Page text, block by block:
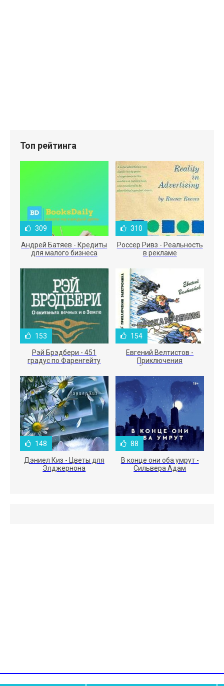
Топ рейтинга
309
Андрей Батяев - Кредиты
для малого бизнеса
310
Россер Ривз - Реальность
в рекламе
153
Рэй Брэдбери - 451
градус по Фаренгейту
154
Евгений Велтистов -
Приключения
Электроника
148
Дэниел Киз - Цветы для
Элджернона
88
В конце они оба умрут -
Сильвера Адам